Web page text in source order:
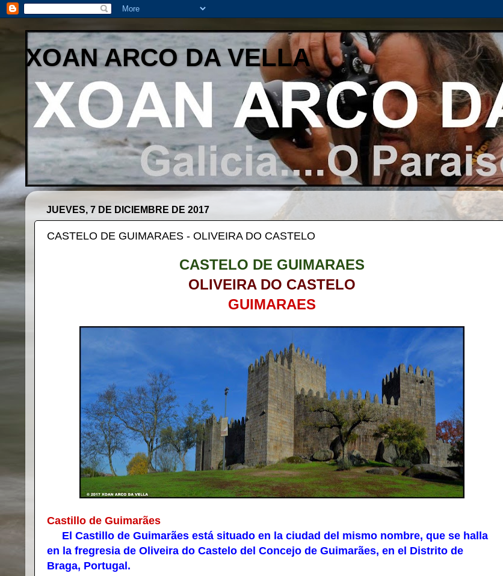
XOAN ARCO DA VELLA
JUEVES, 7 DE DICIEMBRE DE 2017
CASTELO DE GUIMARAES - OLIVEIRA DO CASTELO
CASTELO DE GUIMARAES
OLIVEIRA DO CASTELO
GUIMARAES
Castillo de Guimarães
El Castillo de Guimarães está situado en la ciudad del mismo nombre, que se halla
en la fregresia de Oliveira do Castelo del Concejo de Guimarães, en el Distrito de
Braga, Portugal.